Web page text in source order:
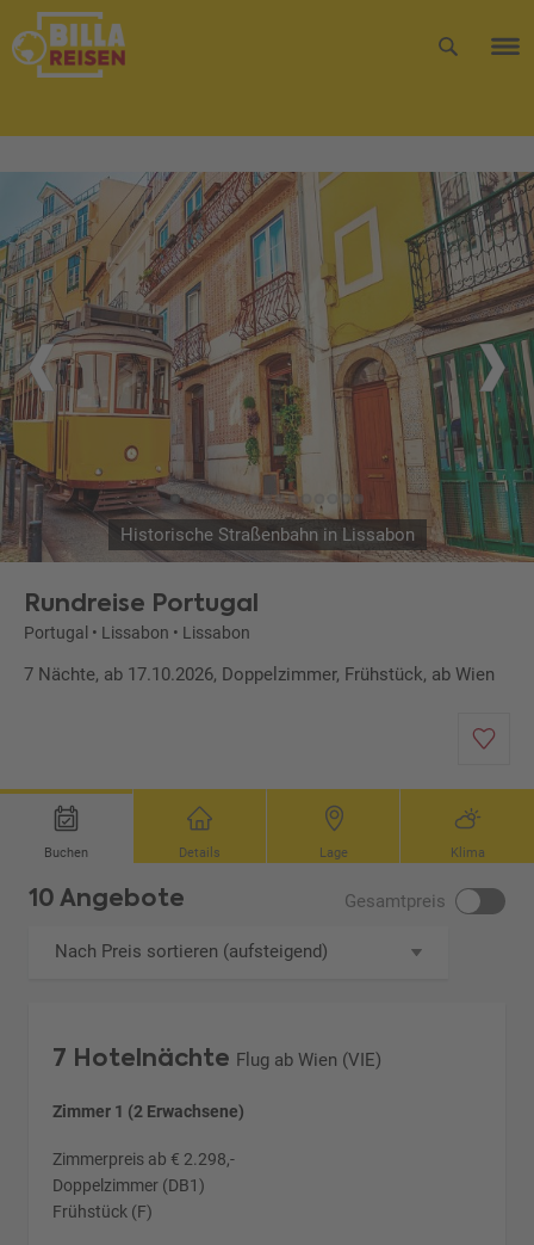
Historische Straßenbahn in Lissabon
Rundreise Portugal
Portugal • Lissabon • Lissabon
7 Nächte, ab 17.10.2026, Doppelzimmer, Frühstück, ab Wien
Buchen Details Lage Klima
10 Angebote Gesamtpreis
Nach Preis sortieren (aufsteigend)
7 Hotelnächte Flug ab Wien (VIE)
Zimmer 1 (2 Erwachsene)
Zimmerpreis ab € 2.298,-
Doppelzimmer (DB1)
Frühstück (F)